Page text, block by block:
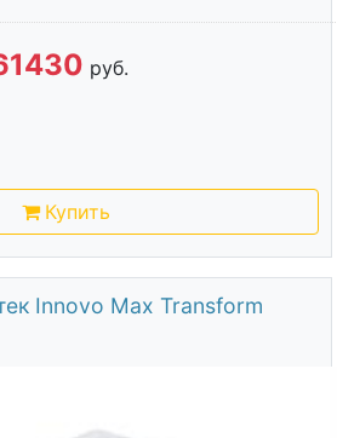
руб.
Купить
Innovo Max Transform